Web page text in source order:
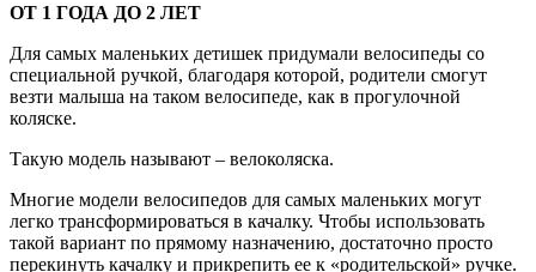
ОТ 1 ГОДА ДО 2 ЛЕТ
Для самых маленьких детишек придумали велосипеды со
специальной ручкой, благодаря которой, родители смогут
везти малыша на таком велосипеде, как в прогулочной
коляске.
Такую модель называют – велоколяска.
Многие модели велосипедов для самых маленьких могут
легко трансформироваться в качалку. Чтобы использовать
такой вариант по прямому назначению, достаточно просто
перекинуть качалку и прикрепить ее к «родительской» ручке.